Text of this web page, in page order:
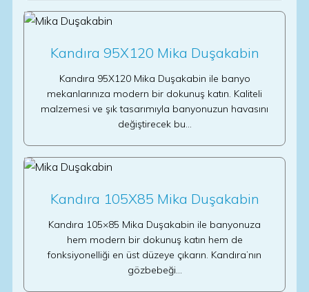
Kandıra 95X120 Mika Duşakabin
Kandıra 95X120 Mika Duşakabin ile banyo
mekanlarınıza modern bir dokunuş katın. Kaliteli
malzemesi ve şık tasarımıyla banyonuzun havasını
değiştirecek bu…
Kandıra 105X85 Mika Duşakabin
Kandıra 105×85 Mika Duşakabin ile banyonuza
hem modern bir dokunuş katın hem de
fonksiyonelliği en üst düzeye çıkarın. Kandıra’nın
gözbebeği…